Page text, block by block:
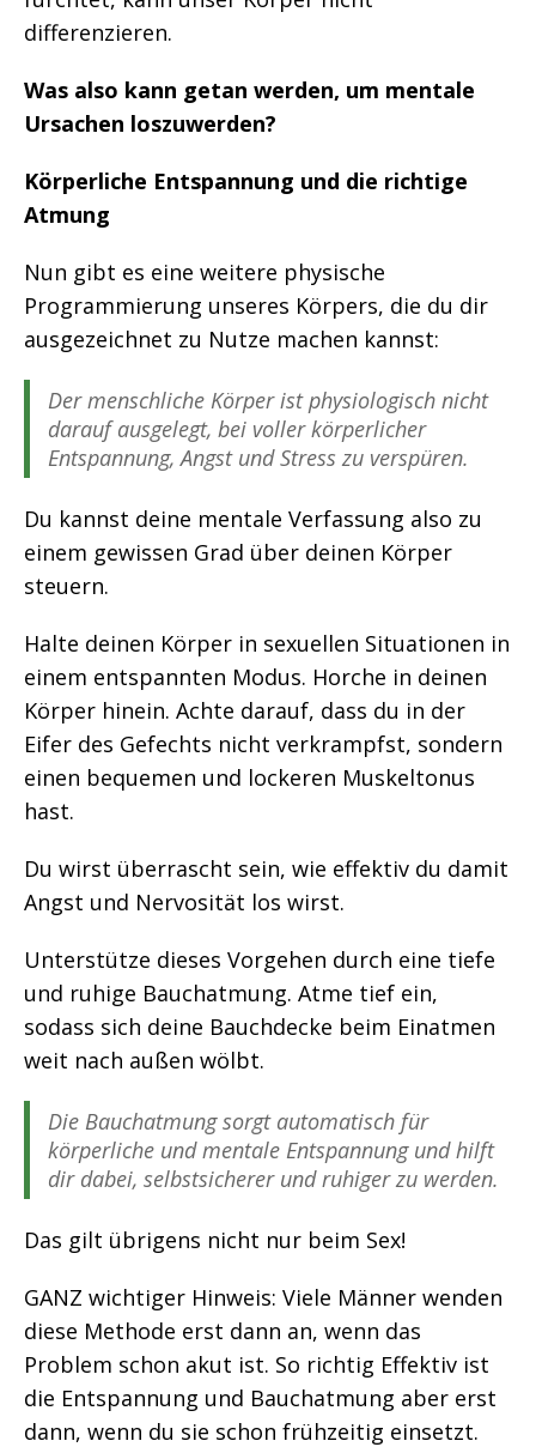
differenzieren.
Was also kann getan werden, um mentale
Ursachen loszuwerden?
Körperliche Entspannung und die richtige
Atmung
Nun gibt es eine weitere physische
Programmierung unseres Körpers, die du dir
ausgezeichnet zu Nutze machen kannst:
Der menschliche Körper ist physiologisch nicht
darauf ausgelegt, bei voller körperlicher
Entspannung, Angst und Stress zu verspüren.
Du kannst deine mentale Verfassung also zu
einem gewissen Grad über deinen Körper
steuern.
Halte deinen Körper in sexuellen Situationen in
einem entspannten Modus. Horche in deinen
Körper hinein. Achte darauf, dass du in der
Eifer des Gefechts nicht verkrampfst, sondern
einen bequemen und lockeren Muskeltonus
hast.
Du wirst überrascht sein, wie effektiv du damit
Angst und Nervosität los wirst.
Unterstütze dieses Vorgehen durch eine tiefe
und ruhige Bauchatmung. Atme tief ein,
sodass sich deine Bauchdecke beim Einatmen
weit nach außen wölbt.
Die Bauchatmung sorgt automatisch für
körperliche und mentale Entspannung und hilft
dir dabei, selbstsicherer und ruhiger zu werden.
Das gilt übrigens nicht nur beim Sex!
GANZ wichtiger Hinweis: Viele Männer wenden
diese Methode erst dann an, wenn das
Problem schon akut ist. So richtig Effektiv ist
die Entspannung und Bauchatmung aber erst
dann, wenn du sie schon frühzeitig einsetzt.